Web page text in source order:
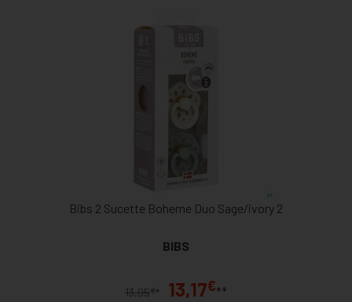
Bibs 2 Sucette Boheme Duo Sage/ivory 2
BIBS
13,95€* 13,17€**